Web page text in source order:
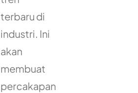
terbaru di
industri. Ini
akan
membuat
percakapan